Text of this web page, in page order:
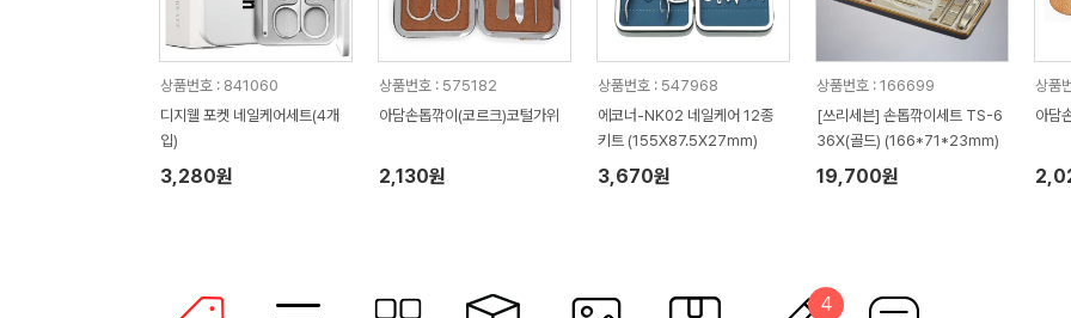
상품번호 : 841060
디지웰 포켓 네일케어세트(4개
입)
3,280원
상품번호 : 575182
아담손톱깎이(코르크)코털가위
2,130원
상품번호 : 547968
에코너-NK02 네일케어 12종
키트 (155X87.5X27mm)
3,670원
상품번호 : 166699
[쓰리세븐] 손톱깎이세트 TS-6
36X(골드) (166*71*23mm)
19,700원
상품
아담
4